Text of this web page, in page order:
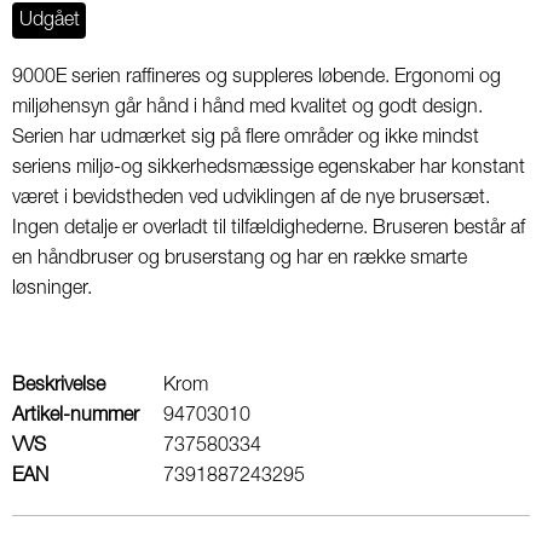
Udgået
9000E serien raffineres og suppleres løbende. Ergonomi og
miljøhensyn går hånd i hånd med kvalitet og godt design.
Serien har udmærket sig på flere områder og ikke mindst
seriens miljø-og sikkerhedsmæssige egenskaber har konstant
været i bevidstheden ved udviklingen af de nye brusersæt.
Ingen detalje er overladt til tilfældighederne. Bruseren består af
en håndbruser og bruserstang og har en række smarte
løsninger.
Beskrivelse
Krom
Artikel-nummer
94703010
VVS
737580334
EAN
7391887243295